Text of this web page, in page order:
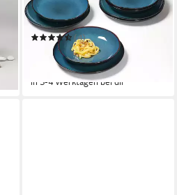
Tafelservice Teller Set,
Geschirr-Set Bali
(4)
ab 76,10 € UVP145,00 €
in 3-4 Werktagen bei dir